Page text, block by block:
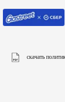
7—12
Сочи,
cкачать